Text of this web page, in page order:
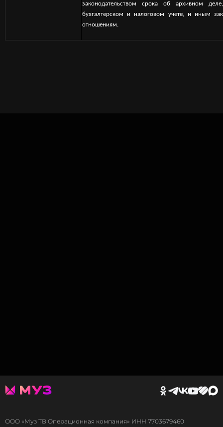
законодательством срока об архивном
бухгалтерском и налоговом учете, и иным
отношениям.
ООО «Муз ТВ Операционная компания» ИНН 7703679460